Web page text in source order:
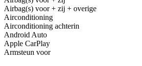
Airbag(s) voor + zij + overige
Airconditioning
Airconditioning achterin
Android Auto
Apple CarPlay
Armsteun voor